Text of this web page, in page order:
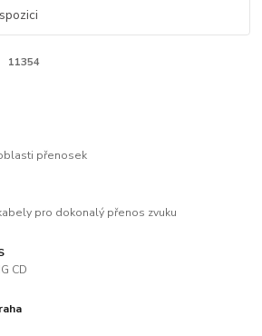
11354
přenosek
pro dokonalý přenos zvuku
CD